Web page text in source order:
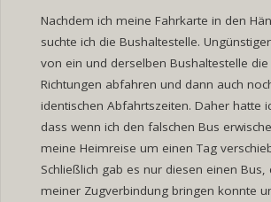
Nachdem ich meine Fahrkarte in den
suchte ich die Bushaltestelle.
von ein und derselben Bushaltestelle
Richtungen abfahren und dann auch
identischen Abfahrtszeiten. Daher hatte
dass wenn ich den falschen Bus
meine Heimreise um einen Tag
Schließlich gab es nur diesen einen Bus,
meiner Zugverbindung bringen konnte